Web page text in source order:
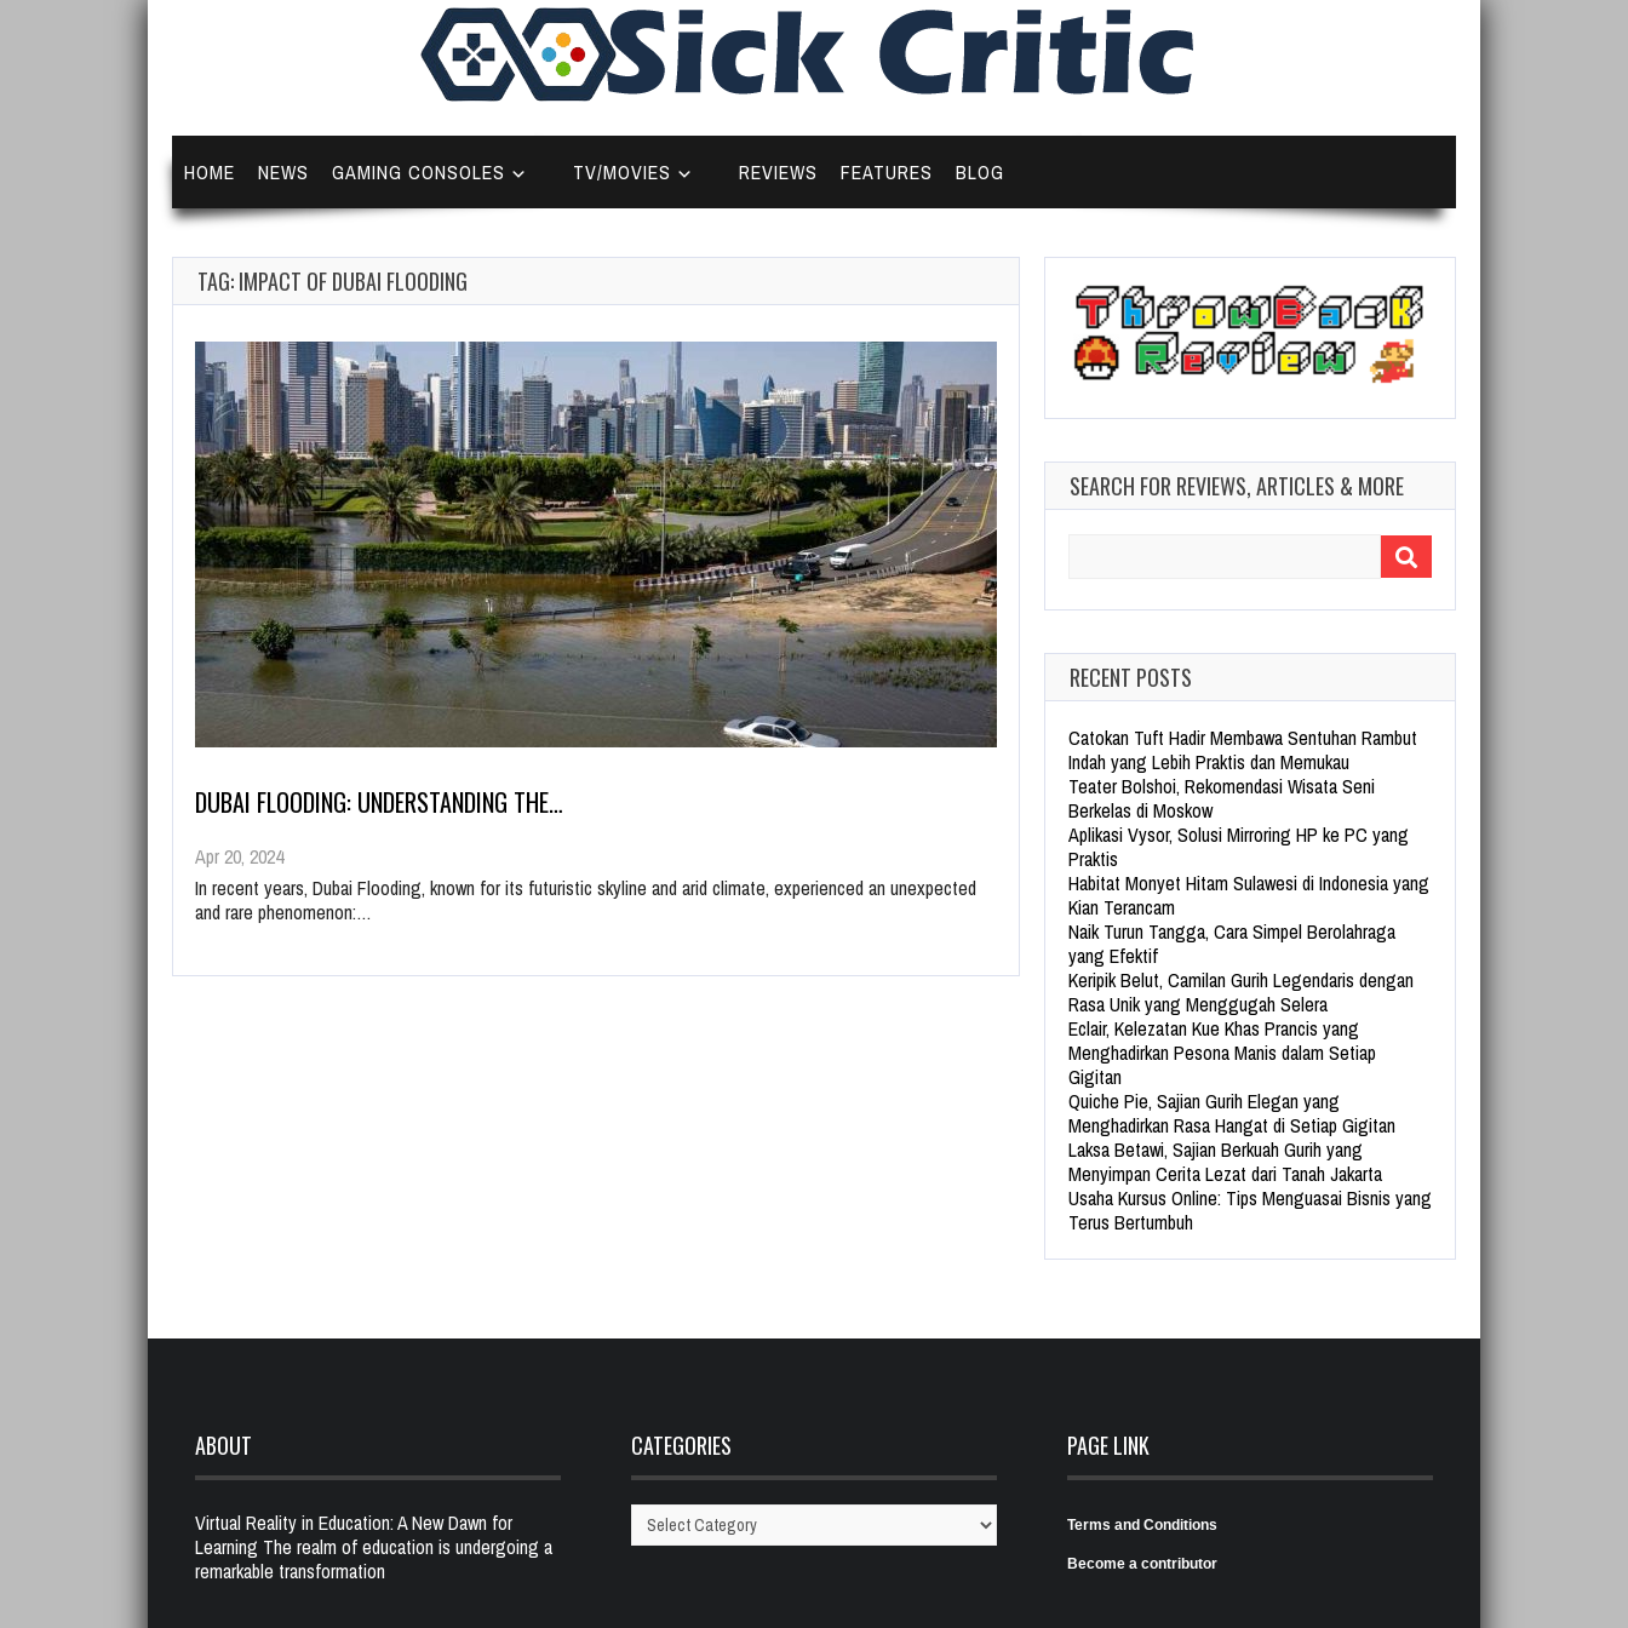
HOME NEWS GAMING CONSOLES TV/MOVIES REVIEWS FEATURES BLOG
TAG: IMPACT OF DUBAI FLOODING
DUBAI FLOODING: UNDERSTANDING THE…
Apr 20, 2024
In recent years, Dubai Flooding, known for its futuristic skyline and arid climate, experienced an unexpected
and rare phenomenon:…
SEARCH FOR REVIEWS, ARTICLES & MORE
RECENT POSTS
Catokan Tuft Hadir Membawa Sentuhan Rambut
Indah yang Lebih Praktis dan Memukau
Teater Bolshoi, Rekomendasi Wisata Seni
Berkelas di Moskow
Aplikasi Vysor, Solusi Mirroring HP ke PC yang
Praktis
Habitat Monyet Hitam Sulawesi di Indonesia yang
Kian Terancam
Naik Turun Tangga, Cara Simpel Berolahraga
yang Efektif
Keripik Belut, Camilan Gurih Legendaris dengan
Rasa Unik yang Menggugah Selera
Eclair, Kelezatan Kue Khas Prancis yang
Menghadirkan Pesona Manis dalam Setiap
Gigitan
Quiche Pie, Sajian Gurih Elegan yang
Menghadirkan Rasa Hangat di Setiap Gigitan
Laksa Betawi, Sajian Berkuah Gurih yang
Menyimpan Cerita Lezat dari Tanah Jakarta
Usaha Kursus Online: Tips Menguasai Bisnis yang
Terus Bertumbuh
ABOUT
Virtual Reality in Education: A New Dawn for
Learning The realm of education is undergoing a
remarkable transformation
CATEGORIES
Categories
PAGE LINK
Terms and Conditions
Become a contributor